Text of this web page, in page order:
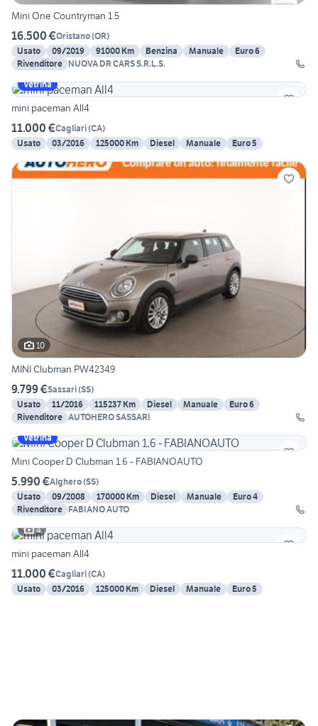
Mini One Countryman 1.5
16.500 €Oristano(OR)
Usato
09/2019 91000 Km Benzina Manuale
Euro 6
Rivenditore NUOVA DR CARS S.R.L.S.
Vetrina
mini paceman All4
11.000 €Cagliari(CA)
Usato
03/2016 125000 Km Diesel Manuale Euro 5
10
MINI Clubman PW42349
9.799 €Sassari(SS)
Usato
11/2016 115237 Km Diesel Manuale
Euro 6
Rivenditore AUTOHERO SASSARI
Vetrina
Mini Cooper D Clubman 1.6 - FABIANOAUTO
5.990 €Alghero(SS)
Usato
09/2008 170000 Km Diesel Manuale
Euro 4
Rivenditore FABIANO AUTO
4
mini paceman All4
11.000 €Cagliari(CA)
Usato
03/2016 125000 Km Diesel Manuale Euro 5